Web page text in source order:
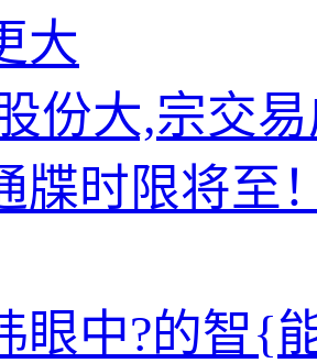
大
份大,宗交
牒时限将至
眼中?的智{